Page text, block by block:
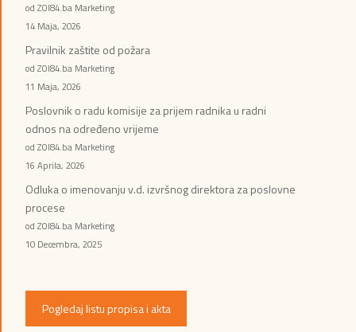
od ZOI84.ba Marketing
14 Maja, 2026
Pravilnik zaštite od požara
od ZOI84.ba Marketing
11 Maja, 2026
Poslovnik o radu komisije za prijem radnika u radni
odnos na određeno vrijeme
od ZOI84.ba Marketing
16 Aprila, 2026
Odluka o imenovanju v.d. izvršnog direktora za poslovne
procese
od ZOI84.ba Marketing
10 Decembra, 2025
Pogledaj listu propisa i akta